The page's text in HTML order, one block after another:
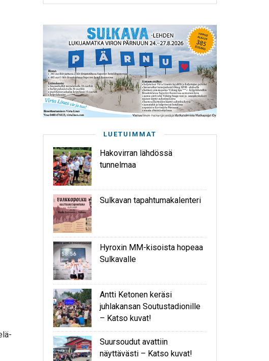
LUETUIMMAT
Hakovirran lähdössä
tunnelmaa
Sulkavan tapahtumakalenteri
Hyroxin MM-kisoista hopeaa
Sulkavalle
Antti Ketonen keräsi
juhlakansan Soutustadionille
– Katso kuvat!
Suursoudut avattiin
näyttävästi – Katso kuvat!